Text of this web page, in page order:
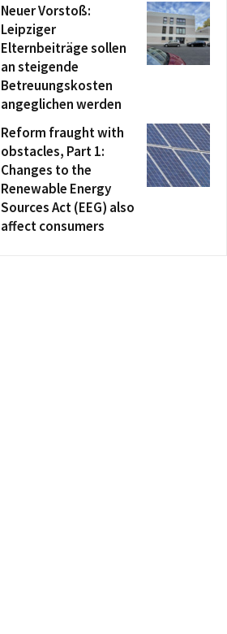
Neuer Vorstoß:
Leipziger
Elternbeiträge sollen
an steigende
Betreuungskosten
angeglichen werden
Reform fraught with
obstacles, Part 1:
Changes to the
Renewable Energy
Sources Act (EEG) also
affect consumers